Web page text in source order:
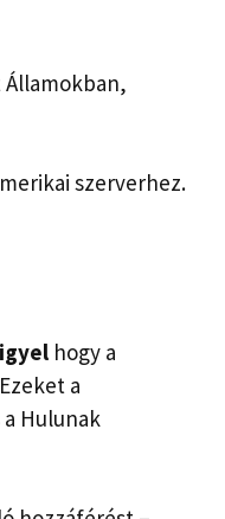
Államokban,
szerverhez.
hogy a
a
Hulunak